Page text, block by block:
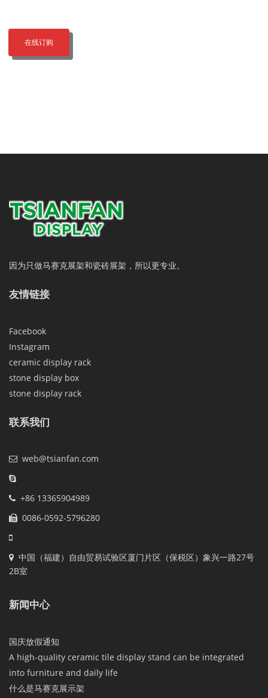
在线订购
因为只做马赛克展架和瓷砖展架，所以更专业。
友情链接
Facebook
Instagram
ceramic display rack
stone display box
stone display rack
联系我们
web@tsianfan.com
+86 13365904989
0086-0592-5796280
中国（福建）自由贸易试验区厦门片区（保税区）象兴一路27号
2B室
新闻中心
国庆放假通知
A high-quality ceramic tile display stand can be integrated
into furniture and daily life
什么是马赛克展示架